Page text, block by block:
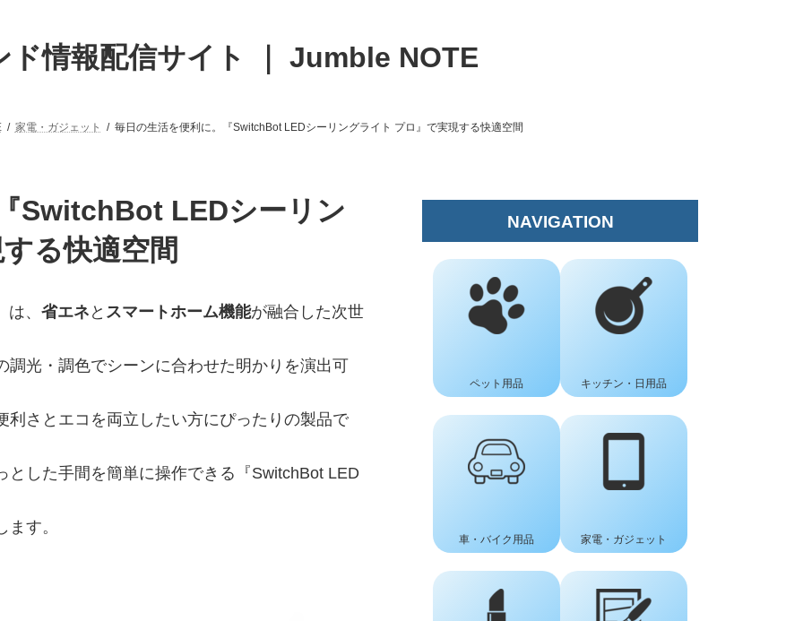
ド情報配信サイト ｜ Jumble NOTE
家電・ガジェット 毎日の生活を便利に。『SwitchBot LEDシーリングライト プロ』で実現する快適空間
SwitchBot LEDシーリン
る快適空間
、 省エネ と スマートホーム機能が融合した次世
光・調色でシーンに合わせた明かりを演出可
さとエコを両立したい方にぴったりの製品で
した手間を簡単に操作できる『SwitchBot LED
す。
NAVIGATION
ペット用品 キッチン・日用品
車 ・バイク用品 家電・ガジェット